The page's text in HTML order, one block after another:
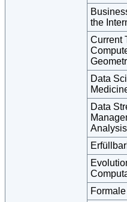
the
Current
Data
Data
Analysis